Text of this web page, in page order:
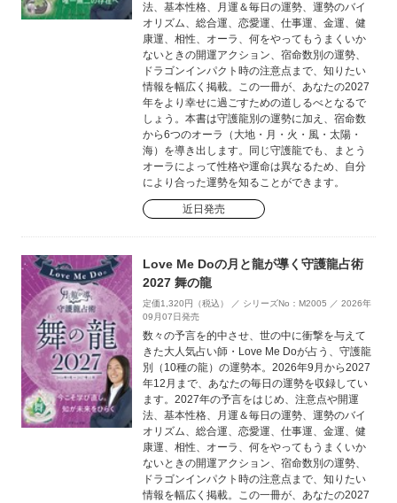
法、基本性格、月運＆毎日の運勢、運勢のバイ
オリズム、総合運、恋愛運、仕事運、金運、健
康運、相性、オーラ、何をやってもうまくいか
ないときの開運アクション、宿命数別の運勢、
ドラゴンインパクト時の注意点まで、知りたい
情報を幅広く掲載。この一冊が、あなたの2027
年をより幸せに過ごすための道しるべとなるで
しょう。本書は守護龍別の運勢に加え、宿命数
から6つのオーラ（大地・月・火・風・太陽・
海）を導き出します。同じ守護龍でも、まとう
オーラによって性格や運命は異なるため、自分
により合った運勢を知ることができます。
近日発売
Love Me Doの月と龍が導く守護龍占術
2027 舞の龍
定価1,320円（税込） ／ シリーズNo：M2005 ／ 2026年
09月07日発売
数々の予言を的中させ、世の中に衝撃を与えて
きた大人気占い師・Love Me Doが占う、守護龍
別（10種の龍）の運勢本。2026年9月から2027
年12月まで、あなたの毎日の運勢を収録してい
ます。2027年の予言をはじめ、注意点や開運
法、基本性格、月運＆毎日の運勢、運勢のバイ
オリズム、総合運、恋愛運、仕事運、金運、健
康運、相性、オーラ、何をやってもうまくいか
ないときの開運アクション、宿命数別の運勢、
ドラゴンインパクト時の注意点まで、知りたい
情報を幅広く掲載。この一冊が、あなたの2027